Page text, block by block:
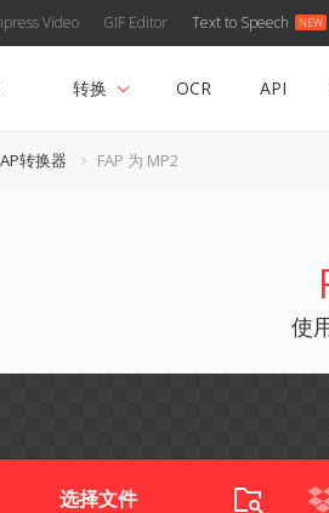
Video GIF Editor Text to Speech
转换 OCR API
转换器 FAP 为 MP2
使
选择文件